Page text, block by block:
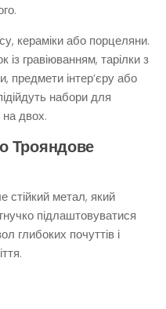
кераміки або порцеляни.
гравіюванням, тарілки з
предмети інтер’єру або
набори для
на двох.
Трояндове
стійкий метал, який
підлаштовуватися
глибоких почуттів і